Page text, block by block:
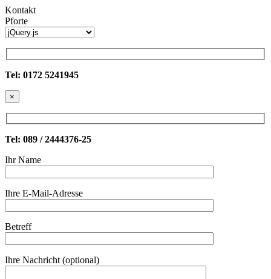
Kontakt
Pforte
Tel: 0172 5241945
×
Tel: 089 / 2444376-25
Ihr Name
Ihre E-Mail-Adresse
Betreff
Ihre Nachricht (optional)